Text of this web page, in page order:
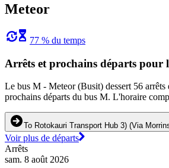
Meteor
77 % du temps
Arrêts et prochains départs pour
Le bus M - Meteor (Busit) dessert 56
prochains départs du bus M. L'horaire
To Rotokauri Transport Hub 3) (Via
Voir plus de départs
Arrêts
sam. 8 août 2026